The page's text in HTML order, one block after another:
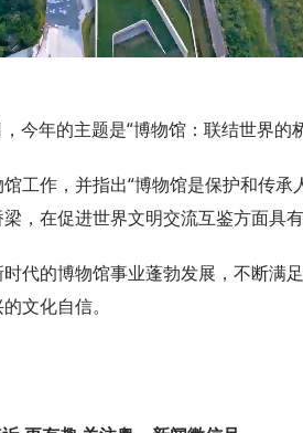
今年的主题是“博物馆：联结世界的桥
工作，并指出“博物馆是保护和传承
，在促进世界文明交流互鉴方面具有
代的博物馆事业蓬勃发展，不断满
文化自信。